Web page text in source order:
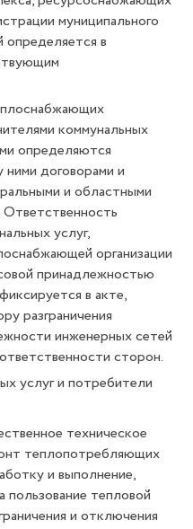
муниципального
определяется в
коммунальных
определяются
договорами и
и областными
Ответственность
услуг,
организации
принадлежностью
в акте,
разграничения
инженерных сетей
сторон.
услуг и потребители
техническое
теплопотребляющих
и выполнение,
пользование тепловой
и отключения